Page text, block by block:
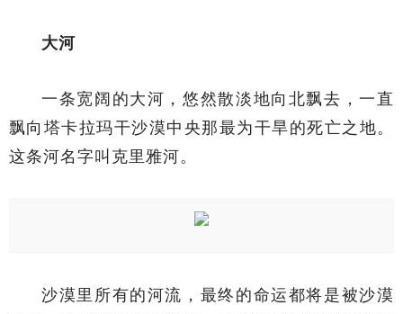
大河
一条宽阔的大河，悠然散淡地向北飘去，一直
飘向塔卡拉玛干沙漠中央那最为干旱的死亡之地。
这条河名字叫克里雅河。
沙漠里所有的河流，最终的命运都将是被沙漠